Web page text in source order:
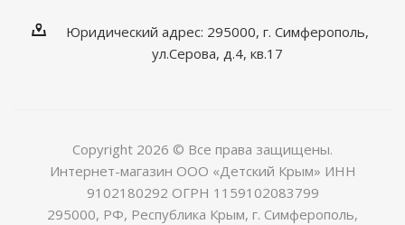
Юридический адрес: 295000, г. Симферополь,
ул.Серова, д.4, кв.17
Copyright 2026 © Все права защищены.
Интернет-магазин ООО «Детский Крым» ИНН
9102180292 ОГРН 1159102083799
295000, РФ, Республика Крым, г. Симферополь,